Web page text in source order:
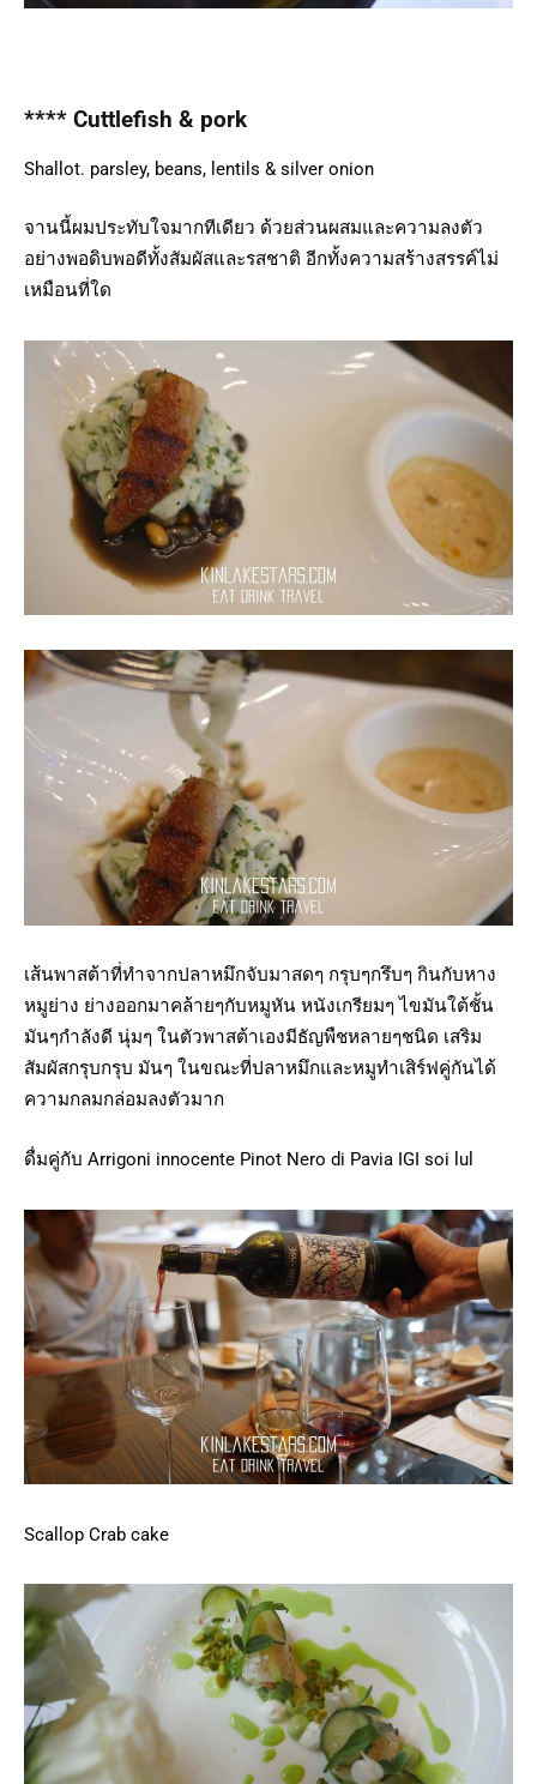
**** Cuttlefish & pork
Shallot. parsley, beans, lentils & silver onion
จานนี้ผมประทับใจมากทีเดียว ด้วยส่วนผสมและความลงตัว
อย่างพอดิบพอดีทั้งสัมผัสและรสชาติ อีกทั้งความสร้างสรรค์ไม่
เหมือนที่ใด
เส้นพาสต้าที่ทำจากปลาหมึกจับมาสดๆ กรุบๆกรึบๆ กินกับหาง
หมูย่าง ย่างออกมาคล้ายๆกับหมูหัน หนังเกรียมๆ ไขมันใต้ชั้น
มันๆกำลังดี นุ่มๆ ในตัวพาสต้าเองมีธัญพืชหลายๆชนิด เสริม
สัมผัสกรุบกรุบ มันๆ ในขณะที่ปลาหมึกและหมูทำเสิร์ฟคู่กันได้
ความกลมกล่อมลงตัวมาก
ดื่มคู่กับ Arrigoni innocente Pinot Nero di Pavia IGI soi lul
Scallop Crab cake